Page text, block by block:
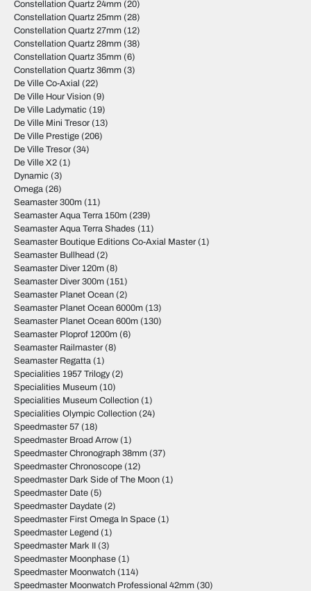
Constellation Quartz 24mm (20)
Constellation Quartz 25mm (28)
Constellation Quartz 27mm (12)
Constellation Quartz 28mm (38)
Constellation Quartz 35mm (6)
Constellation Quartz 36mm (3)
De Ville Co-Axial (22)
De Ville Hour Vision (9)
De Ville Ladymatic (19)
De Ville Mini Tresor (13)
De Ville Prestige (206)
De Ville Tresor (34)
De Ville X2 (1)
Dynamic (3)
Omega (26)
Seamaster 300m (11)
Seamaster Aqua Terra 150m (239)
Seamaster Aqua Terra Shades (11)
Seamaster Boutique Editions Co-Axial Master (1)
Seamaster Bullhead (2)
Seamaster Diver 120m (8)
Seamaster Diver 300m (151)
Seamaster Planet Ocean (2)
Seamaster Planet Ocean 6000m (13)
Seamaster Planet Ocean 600m (130)
Seamaster Ploprof 1200m (6)
Seamaster Railmaster (8)
Seamaster Regatta (1)
Specialities 1957 Trilogy(2)
Specialities Museum (10)
Specialities Museum Collection (1)
Specialities Olympic Collection (24)
Speedmaster 57 (18)
Speedmaster Broad Arrow (1)
Speedmaster Chronograph 38mm (37)
Speedmaster Chronoscope (12)
Speedmaster Dark Side of The Moon (1)
Speedmaster Date (5)
Speedmaster Daydate (2)
Speedmaster First Omega In Space (1)
Speedmaster Legend (1)
Speedmaster Mark II (3)
Speedmaster Moonphase (1)
Speedmaster Moonwatch (114)
Speedmaster Moonwatch Professional 42mm (30)